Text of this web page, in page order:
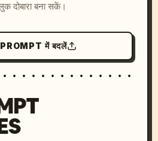
दोबारा बना सकें।
में बदलें